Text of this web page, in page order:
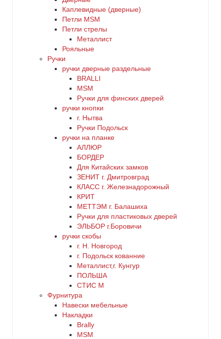
Каплевидные (дверные)
Петли MSM
Петли стрелы
Металлист
Рояльные
Ручки
ручки дверные раздельные
BRALLI
MSM
Ручки для финских дверей
ручки кнопки
г. Нытва
Ручки Подольск
ручки на планке
АЛЛЮР
БОРДЕР
Для Китайских замков
ЗЕНИТ г. Дмитровград
КЛАСС г. Железнадорожный
КРИТ
МЕТТЭМ г. Балашиха
Ручки для пластиковых дверей
ЭЛЬБОР г.Боровичи
ручки скобы
г. Н. Новгород
г. Подольск кованние
Металлист,г. Кунгур
ПОЛЬША
СТИС М
Фурнитура
Навески мебельные
Накладки
Brally
MSM